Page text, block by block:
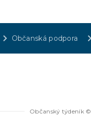
Občanská podpora
Občanský týdeník